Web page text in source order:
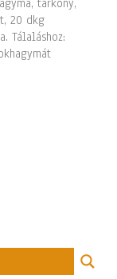
20 dkg
Tálaláshoz: